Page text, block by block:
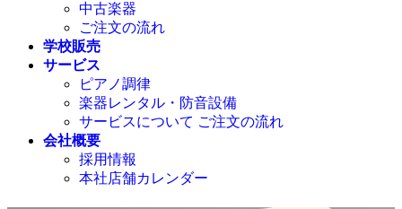
中古楽器
ご注文の流れ
学校販売
サービス
ピアノ調律
楽器レンタル・防音設備
サービスについて ご注文の流れ
会社概要
採用情報
本社店舗カレンダー